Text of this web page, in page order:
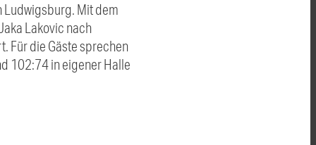
Ludwigsburg. Mit dem
Lakovic nach
Für die Gäste sprechen
102:74 in eigener Halle